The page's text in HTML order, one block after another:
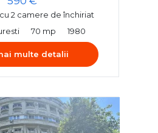
2 camere de închiriat
70 mp 1980
multe detalii